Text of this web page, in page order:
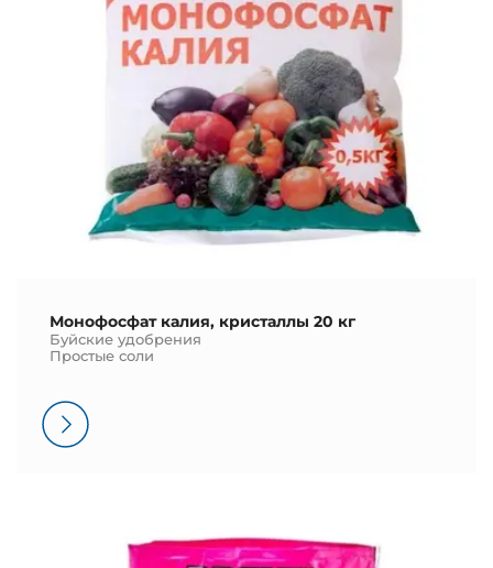
Монофосфат калия, кристаллы 20 кг
Буйские удобрения
Простые соли